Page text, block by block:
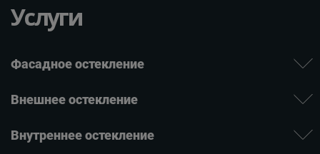
Услуги
Фасадное остекление
Внешнее остекление
Внутреннее остекление